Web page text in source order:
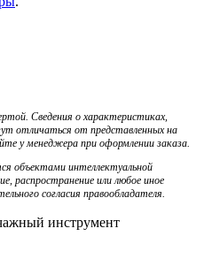
Сведения о характеристиках,
отличаться от представленных на
у менеджера при оформлении заказа.
объектами интеллектуальной
распространение или любое иное
согласия правообладателя.
инструмент